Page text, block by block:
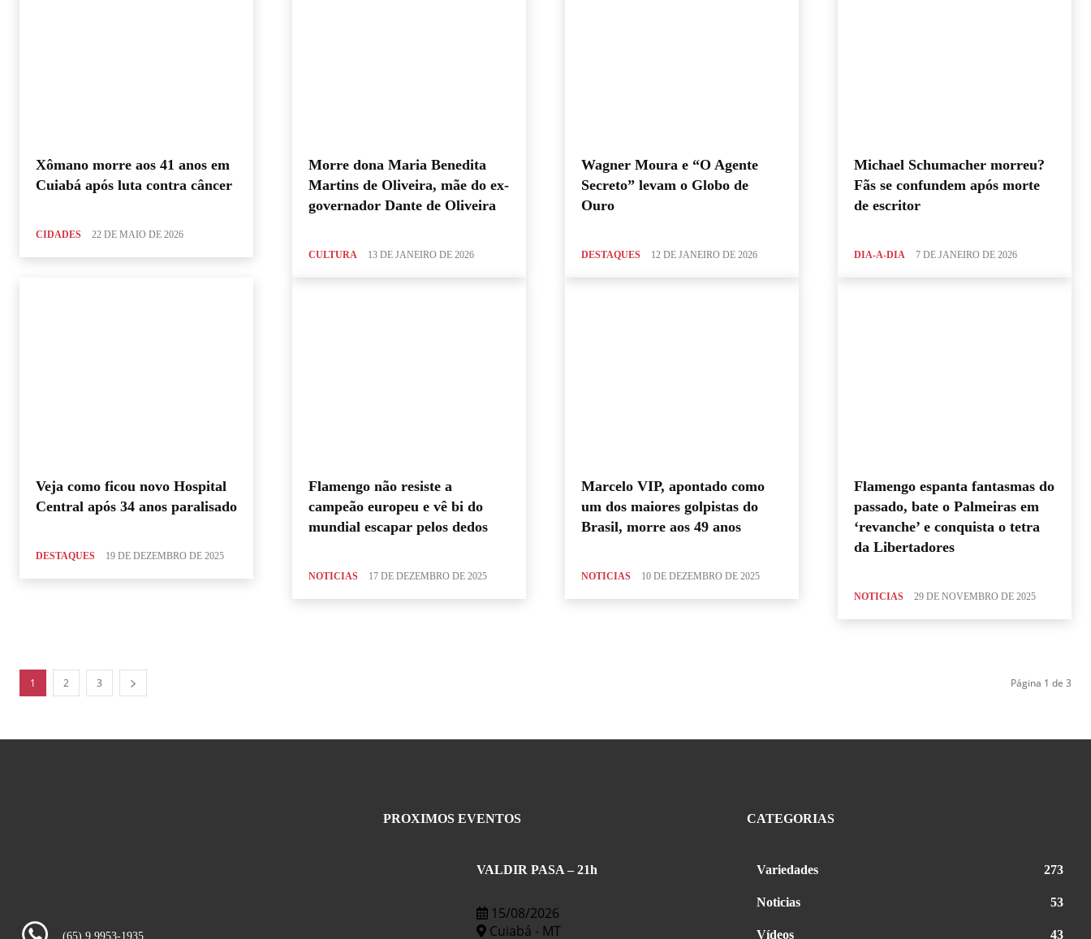
Xômano morre aos 41 anos em
Cuiabá após luta contra câncer
CIDADES 22 DE MAIO DE 2026
Morre dona Maria Benedita
Martins de Oliveira, mãe do ex-
governador Dante de Oliveira
CULTURA 13 DE JANEIRO DE 2026
Wagner Moura e “O Agente
Secreto” levam o Globo de
Ouro
DESTAQUES 12 DE JANEIRO DE 2026
Michael Schumacher morreu?
Fãs se confundem após morte
de escritor
DIA-A-DIA 7 DE JANEIRO DE 2026
Veja como ficou novo Hospital
Central após 34 anos paralisado
DESTAQUES 19 DE DEZEMBRO DE 2025
Flamengo não resiste a
campeão europeu e vê bi do
mundial escapar pelos dedos
NOTICIAS 17 DE DEZEMBRO DE 2025
Marcelo VIP, apontado como
um dos maiores golpistas do
Brasil, morre aos 49 anos
NOTICIAS 10 DE DEZEMBRO DE 2025
Flamengo espanta fantasmas do
passado, bate o Palmeiras em
‘revanche’ e conquista o tetra
da Libertadores
NOTICIAS 29 DE NOVEMBRO DE 2025
1 2 3 Página 1 de 3
(65) 9 9953-1935
PROXIMOS EVENTOS
VALDIR PASA – 21h
15/08/2026
Cuiabá - MT
CATEGORIAS
Variedades 273
Noticias 53
Vídeos 43